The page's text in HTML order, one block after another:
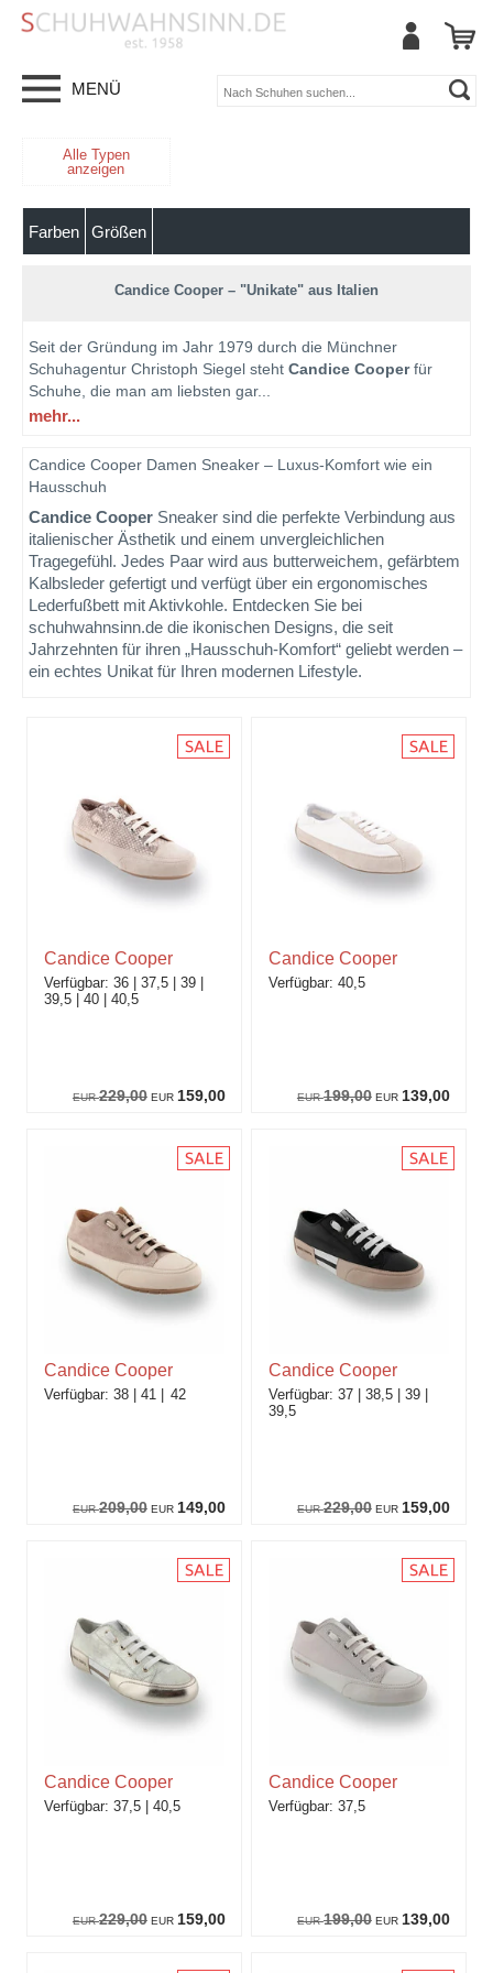
MENÜ
Alle Typen
anzeigen
Farben Größen
Candice Cooper – "Unikate" aus Italien
Seit der Gründung im Jahr 1979 durch die Münchner
Schuhagentur Christoph Siegel steht Candice Cooperfür
Schuhe, die man am liebsten gar...
mehr...
Candice Cooper Damen Sneaker – Luxus-Komfort wie ein
Hausschuh
Candice Cooper Sneaker sind die perfekte Verbindung aus
italienischer Ästhetik und einem unvergleichlichen
Tragegefühl. Jedes Paar wird aus butterweichem, gefärbtem
Kalbsleder gefertigt und verfügt über ein ergonomisches
Lederfußbett mit Aktivkohle. Entdecken Sie bei
schuhwahnsinn.de die ikonischen Designs, die seit
Jahrzehnten für ihren „Hausschuh-Komfort“ geliebt werden –
ein echtes Unikat für Ihren modernen Lifestyle.
EUR229,00EUR 159,00
Candice Cooper
36 37,5
39
39,5
40 40,5
EUR199,00EUR 139,00
Candice Cooper
40,5
EUR209,00EUR 149,00
Candice Cooper
38 41 42
EUR229,00EUR 159,00
Candice Cooper
37 38,5
39
39,5
EUR229,00EUR 159,00
Candice Cooper
37,5 40,5
EUR199,00EUR 139,00
Candice Cooper
37,5